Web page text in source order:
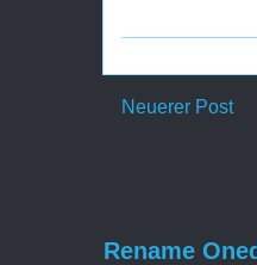
Neuerer Post
Rename